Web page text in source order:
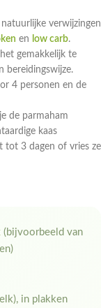
verwijzingen
en low carb.
gemakkelijk te
bereidingswijze.
4 personen en de
de parmaham
kaas
tot 3 dagen of vries ze
(bijvoorbeeld van
in plakken